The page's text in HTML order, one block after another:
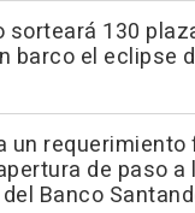
sorteará 130
barco el eclipse
un
de paso
Banco